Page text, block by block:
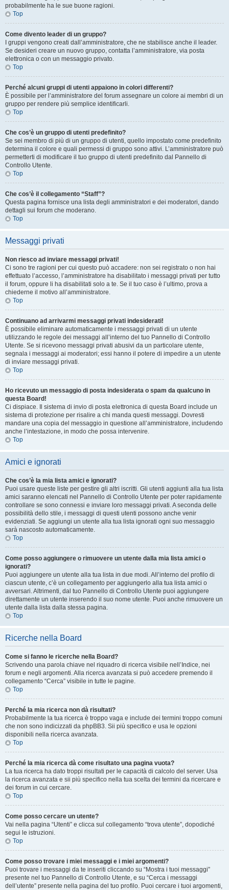
probabilmente ha le sue buone ragioni.
Top
Come divento leader di un gruppo?
I gruppi vengono creati dall’amministratore, che ne stabilisce anche il leader.
Se desideri creare un nuovo gruppo, contatta l’amministratore, via posta
elettronica o con un messaggio privato.
Top
Perché alcuni gruppi di utenti appaiono in colori differenti?
È possibile per l’amministratore del forum assegnare un colore ai membri di un
gruppo per rendere più semplice identificarli.
Top
Che cos’è un gruppo di utenti predefinito?
Se sei membro di più di un gruppo di utenti, quello impostato come predefinito
determina il colore e quali permessi di gruppo sono attivi. L’amministratore può
permetterti di modificare il tuo gruppo di utenti predefinito dal Pannello di
Controllo Utente.
Top
Che cos’è il collegamento “Staff”?
Questa pagina fornisce una lista degli amministratori e dei moderatori, dando
dettagli sui forum che moderano.
Top
Messaggi privati
Non riesco ad inviare messaggi privati!
Ci sono tre ragioni per cui questo può accadere: non sei registrato o non hai
effettuato l’accesso, l’amministratore ha disabilitato i messaggi privati per tutto
il forum, oppure li ha disabilitati solo a te. Se il tuo caso è l’ultimo, prova a
chiederne il motivo all’amministratore.
Top
Continuano ad arrivarmi messaggi privati indesiderati!
È possibile eliminare automaticamente i messaggi privati ​​di un utente
utilizzando le regole dei messaggi all’interno del tuo Pannello di Controllo
Utente. Se si ricevono messaggi privati ​​abusivi da un particolare utente,
segnala i messaggi ai moderatori; essi hanno il potere di impedire a un utente
di inviare messaggi privati​​.
Top
Ho ricevuto un messaggio di posta indesiderata o spam da qualcuno in
questa Board!
Ci dispiace. Il sistema di invio di posta elettronica di questa Board include un
sistema di protezione per risalire a chi manda questi messaggi. Dovresti
mandare una copia del messaggio in questione all’amministratore, includendo
anche l’intestazione, in modo che possa intervenire.
Top
Amici e ignorati
Che cos’è la mia lista amici e ignorati?
Puoi usare queste liste per gestire gli altri iscritti. Gli utenti aggiunti alla tua lista
amici saranno elencati nel Pannello di Controllo Utente per poter rapidamente
controllare se sono connessi e inviare loro messaggi privati. A seconda delle
possibilità dello stile, i messaggi di questi utenti possono anche venir
evidenziati. Se aggiungi un utente alla tua lista ignorati ogni suo messaggio
sarà nascosto automaticamente.
Top
Come posso aggiungere o rimuovere un utente dalla mia lista amici o
ignorati?
Puoi aggiungere un utente alla tua lista in due modi. All’interno del profilo di
ciascun utente, c’è un collegamento per aggiungerlo alla tua lista amici o
avversari. Altrimenti, dal tuo Pannello di Controllo Utente puoi aggiungere
direttamente un utente inserendo il suo nome utente. Puoi anche rimuovere un
utente dalla lista dalla stessa pagina.
Top
Ricerche nella Board
Come si fanno le ricerche nella Board?
Scrivendo una parola chiave nel riquadro di ricerca visibile nell’Indice, nei
forum e negli argomenti. Alla ricerca avanzata si può accedere premendo il
collegamento “Cerca” visibile in tutte le pagine.
Top
Perché la mia ricerca non dà risultati?
Probabilmente la tua ricerca è troppo vaga e include dei termini troppo comuni
che non sono indicizzati da phpBB3. Sii più specifico e usa le opzioni
disponibili nella ricerca avanzata.
Top
Perché la mia ricerca dà come risultato una pagina vuota?
La tua ricerca ha dato troppi risultati per le capacità di calcolo del server. Usa
la ricerca avanzata e sii più specifico nella tua scelta dei termini da ricercare e
dei forum in cui cercare.
Top
Come posso cercare un utente?
Vai nella pagina “Utenti” e clicca sul collegamento “trova utente”, dopodiché
segui le istruzioni.
Top
Come posso trovare i miei messaggi e i miei argomenti?
Puoi trovare i messaggi da te inseriti cliccando su “Mostra i tuoi messaggi”
presente nel tuo Pannello di Controllo Utente, e su “Cerca i messaggi
dell’utente” presente nella pagina del tuo profilo. Puoi cercare i tuoi argomenti,